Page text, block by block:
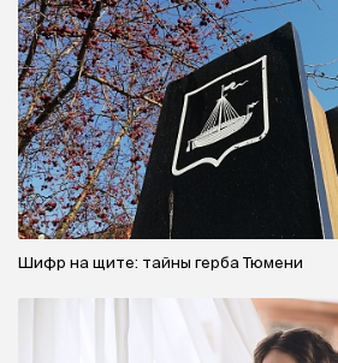
Шифр на щите: тайны герба Тюмени